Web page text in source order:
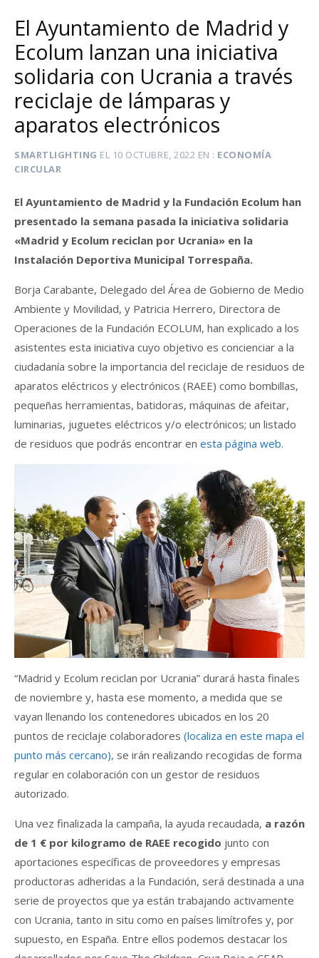
El Ayuntamiento de Madrid y
Ecolum lanzan una iniciativa
solidaria con Ucrania a través
reciclaje de lámparas y
aparatos electrónicos
SMARTLIGHTING EL 10 OCTUBRE, 2022 EN
ECONOMÍA
CIRCULAR
El Ayuntamiento de Madrid y la Fundación Ecolum han
presentado la semana pasada la iniciativa solidaria
«Madrid y Ecolum reciclan por Ucrania» en la
Instalación Deportiva Municipal Torrespaña.
Borja Carabante, Delegado del Área de Gobierno de Medio
Ambiente y Movilidad, y Patricia Herrero, Directora de
Operaciones de la Fundación ECOLUM, han explicado a los
asistentes esta iniciativa cuyo objetivo es concienciar a la
ciudadanía sobre la importancia del reciclaje de residuos de
aparatos eléctricos y electrónicos (RAEE) como bombillas,
pequeñas herramientas, batidoras, máquinas de afeitar,
luminarias, juguetes eléctricos y/o electrónicos; un listado
de residuos que podrás encontrar en esta página web.
“Madrid y Ecolum reciclan por Ucrania” durará hasta finales
de noviembre y, hasta ese momento, a medida que se
vayan llenando los contenedores ubicados en los 20
puntos de reciclaje colaboradores (localiza en este mapa el
punto más cercano), se irán realizando recogidas de forma
regular en colaboración con un gestor de residuos
autorizado.
Una vez finalizada la campaña, la ayuda recaudada, a razón
de 1 € por kilogramo de RAEE recogido junto con
aportaciones específicas de proveedores y empresas
productoras adheridas a la Fundación, será destinada a una
serie de proyectos que ya están trabajando activamente
con Ucrania, tanto in situ como en países limítrofes y, por
supuesto, en España. Entre ellos podemos destacar los